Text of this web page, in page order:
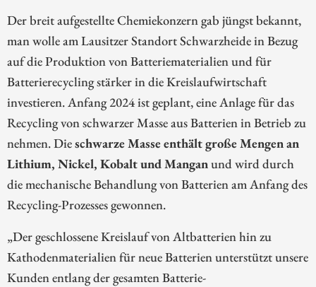
Der breit aufgestellte Chemiekonzern gab jüngst bekannt,
man wolle am Lausitzer Standort Schwarzheide in Bezug
auf die Produktion von Batteriematerialien und für
Batterierecycling stärker in die Kreislaufwirtschaft
investieren. Anfang 2024 ist geplant, eine Anlage für das
Recycling von schwarzer Masse aus Batterien in Betrieb zu
nehmen. Dieschwarze Masse enthält große Mengen an
Lithium, Nickel, Kobalt und Manganund wird durch
die mechanische Behandlung von Batterien am Anfang des
Recycling-Prozesses gewonnen.
„Der geschlossene Kreislauf von Altbatterien hin zu
Kathodenmaterialien für neue Batterien unterstützt unsere
Kunden entlang der gesamten Batterie-